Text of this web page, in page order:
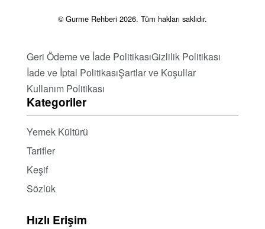
© Gurme Rehberi 2026. Tüm hakları saklıdır.
Geri Ödeme ve İade PolitikasıGizlilik Politikası
İade ve İptal PolitikasıŞartlar ve Koşullar
Kullanım Politikası
Kategoriler
Yemek Kültürü
Tarifler
Keşif
Sözlük
Hızlı Erişim